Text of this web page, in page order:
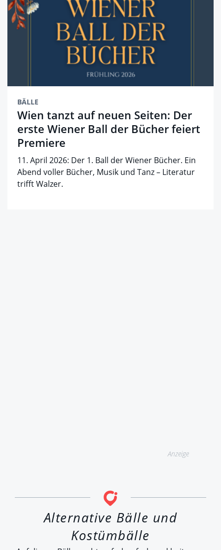
BÄLLE
Wien tanzt auf neuen Seiten: Der
erste Wiener Ball der Bücher feiert
Premiere
11. April 2026: Der 1. Ball der Wiener Bücher. Ein
Abend voller Bücher, Musik und Tanz – Literatur
trifft Walzer.
Anzeige
Alternative Bälle und
Kostümbälle